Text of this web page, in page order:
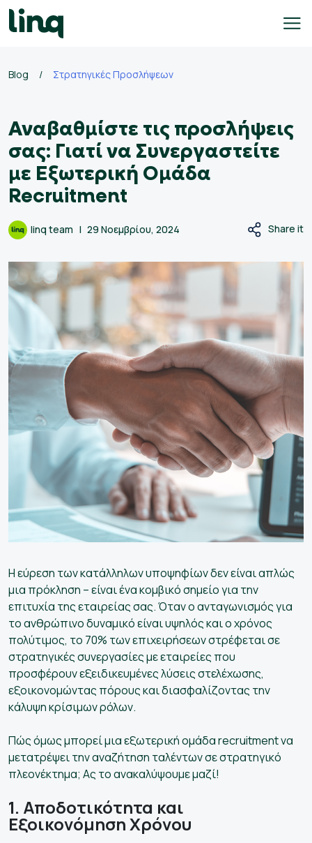
Skip
to
Blog / Στρατηγικές Προσλήψεων
Αναβαθμίστε τις προσλήψεις
σας: Γιατί να Συνεργαστείτε
με Εξωτερική Ομάδα
Recruitment
linq team 29 Νοεμβρίου, 2024 Share it
Η εύρεση των κατάλληλων υποψηφίων δεν είναι απλώς
μια πρόκληση – είναι ένα κομβικό σημείο για την
επιτυχία της εταιρείας σας. Όταν ο ανταγωνισμός για
το ανθρώπινο δυναμικό είναι υψηλός και ο χρόνος
πολύτιμος, το 70% των επιχειρήσεων στρέφεται σε
στρατηγικές συνεργασίες με εταιρείες που
προσφέρουν εξειδικευμένες λύσεις στελέχωσης,
εξοικονομώντας πόρους και διασφαλίζοντας την
κάλυψη κρίσιμων ρόλων.
Πώς όμως μπορεί μια εξωτερική ομάδα recruitment να
μετατρέψει την αναζήτηση ταλέντων σε στρατηγικό
πλεονέκτημα; Ας το ανακαλύψουμε μαζί!
1. Αποδοτικότητα και
Εξοικονόμηση Χρόνου